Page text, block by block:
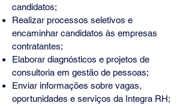
candidatos;
Realizar processos seletivos e
encaminhar candidatos às empresas
contratantes;
Elaborar diagnósticos e projetos de
consultoria em gestão de pessoas;
Enviar informações sobre vagas,
oportunidades e serviços da Integra RH;